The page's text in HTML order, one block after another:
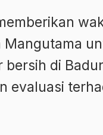
Mangutama
bersih di
evaluasi